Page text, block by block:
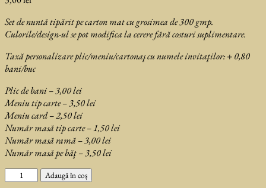
Set de nuntă tipărit pe carton mat cu grosimea de 300 gmp.
Culorile/design-ul se pot modifica la cerere fără costuri suplimentare.
Taxă personalizare plic/meniu/cartonaş cu numele invitaţilor: + 0,80
bani/buc
Plic de bani – 3,00 lei
Meniu tip carte – 3,50 lei
Meniu card – 2,50 lei
Număr masă tip carte – 1,50 lei
Număr masă ramă – 3,00 lei
Număr masă pe băţ – 3,50 lei
Cantitate
Adaugă în coș